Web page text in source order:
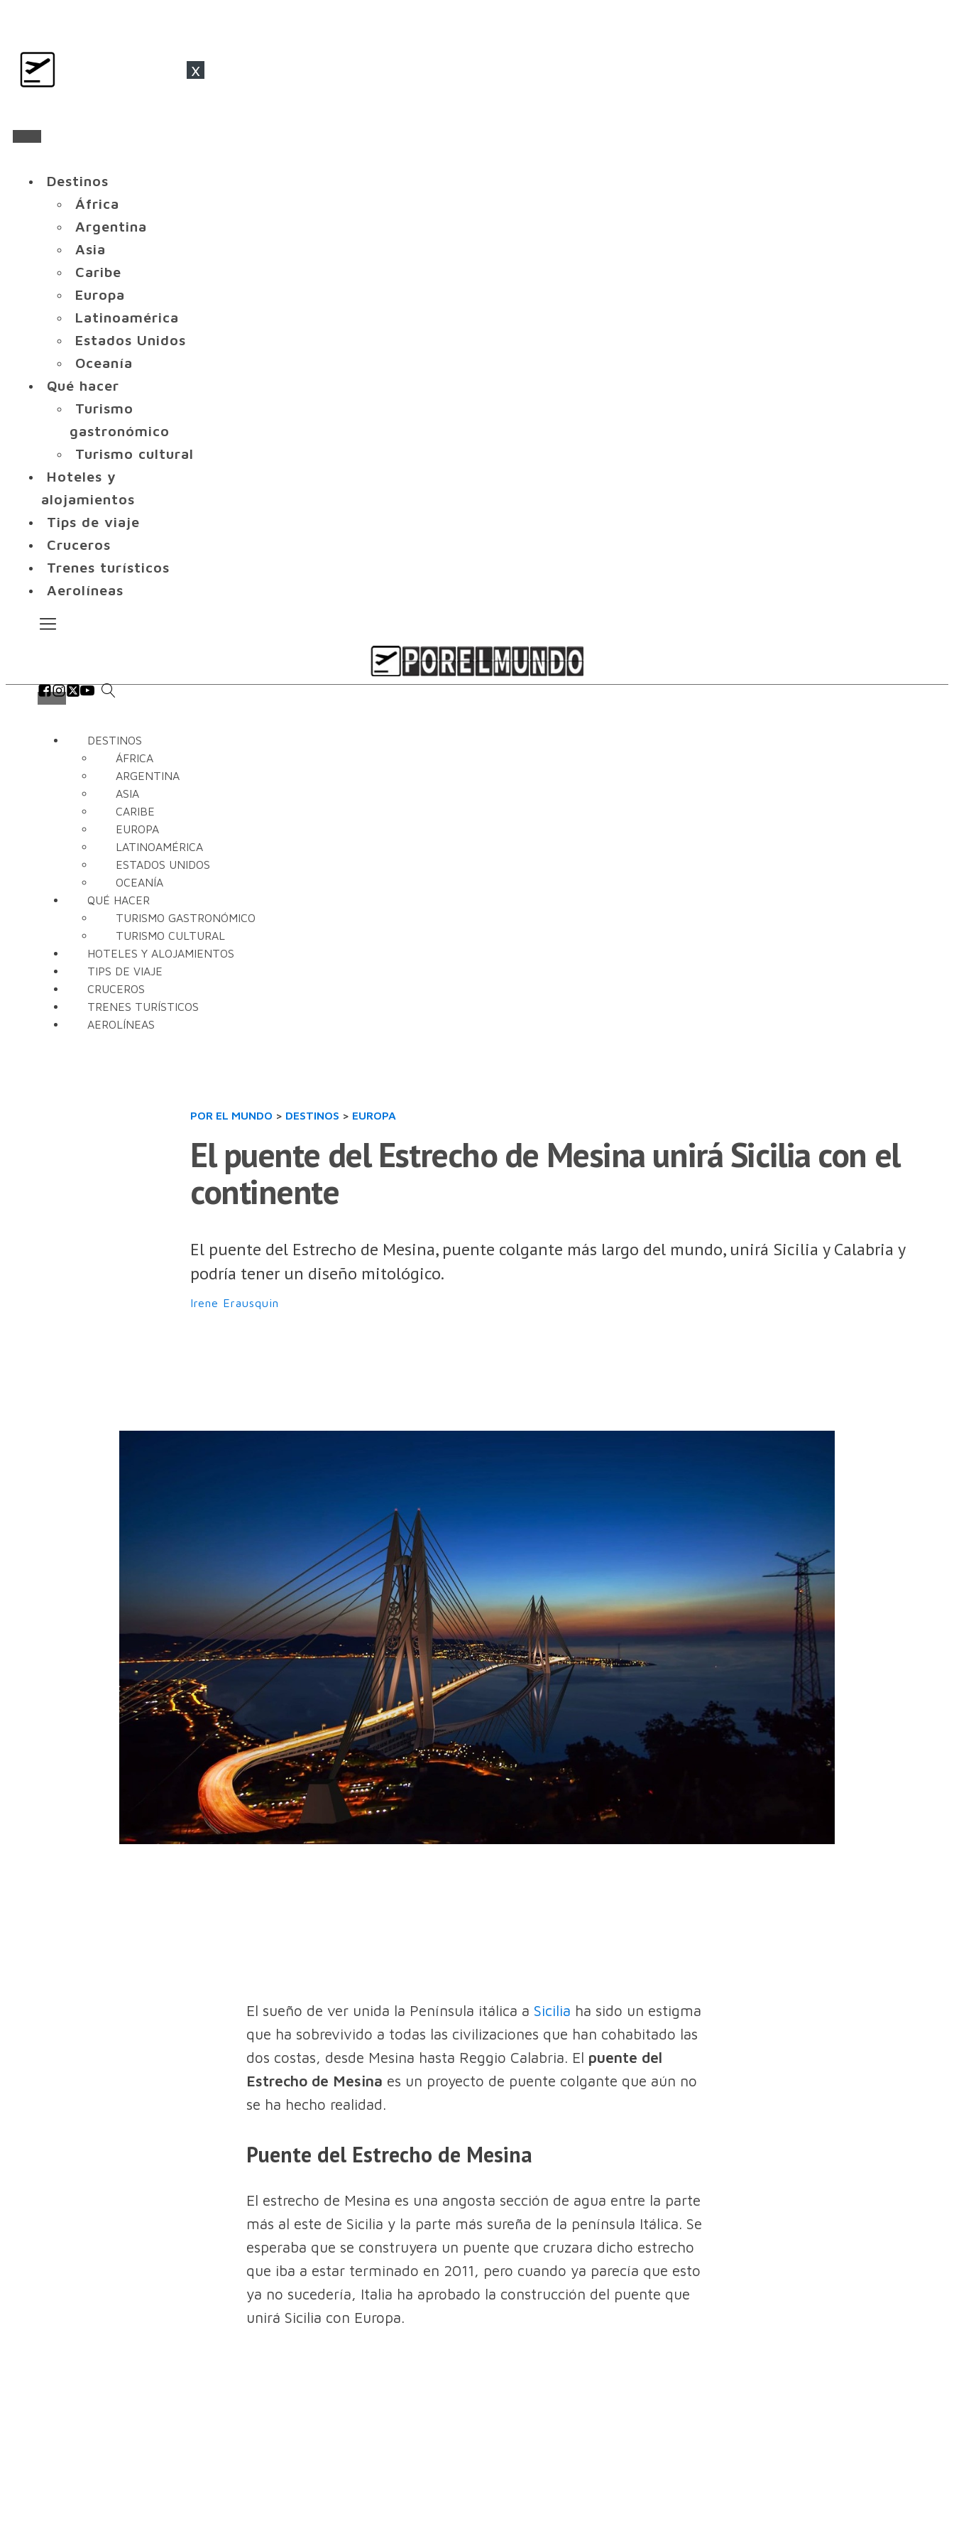
x
Destinos
África
Argentina
Asia
Caribe
Europa
Latinoamérica
Estados Unidos
Oceanía
Qué hacer
Turismo
gastronómico
Turismo cultural
Hoteles y
alojamientos
Tips de viaje
Cruceros
Trenes turísticos
Aerolíneas
DESTINOS
ÁFRICA
ARGENTINA
ASIA
CARIBE
EUROPA
LATINOAMÉRICA
ESTADOS UNIDOS
OCEANÍA
QUÉ HACER
TURISMO GASTRONÓMICO
TURISMO CULTURAL
HOTELES Y ALOJAMIENTOS
TIPS DE VIAJE
CRUCEROS
TRENES TURÍSTICOS
AEROLÍNEAS
POR EL MUNDO > DESTINOS > EUROPA
El puente del Estrecho de Mesina unirá Sicilia con el
continente
El puente del Estrecho de Mesina, puente colgante más largo del mundo, unirá Sicilia y Calabria y
podría tener un diseño mitológico.
Irene Erausquin
El sueño de ver unida la Península itálica a Sicilia ha sido un estigma
que ha sobrevivido a todas las civilizaciones que han cohabitado las
dos costas, desde Mesina hasta Reggio Calabria. El puente del
Estrecho de Mesina es un proyecto de puente colgante que aún no
se ha hecho realidad.
Puente del Estrecho de Mesina
El estrecho de Mesina es una angosta sección de agua entre la parte
más al este de Sicilia y la parte más sureña de la península Itálica. Se
esperaba que se construyera un puente que cruzara dicho estrecho
que iba a estar terminado en 2011, pero cuando ya parecía que esto
ya no sucedería, Italia ha aprobado la construcción del puente que
unirá Sicilia con Europa.